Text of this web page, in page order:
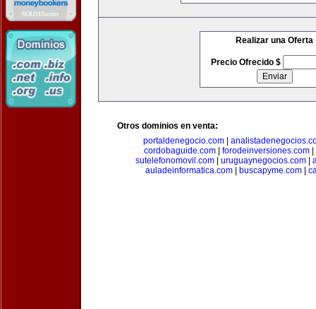
Realizar una Oferta
Precio Ofrecido $
Otros dominios en venta:
portaldenegocio.com|
cordobaguide.com
forodeinversiones.com
sutelefonomovil.com| uruguaynegocios.com|
auladeinformatica.com| buscapyme.com|